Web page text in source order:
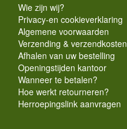
Wie zijn wij?
Privacy-en cookieverklaring
Algemene voorwaarden
Verzending & verzendkosten
Afhalen van uw bestelling
Openingstijden kantoor
Wanneer te betalen?
Hoe werkt retourneren?
Herroepingslink aanvragen